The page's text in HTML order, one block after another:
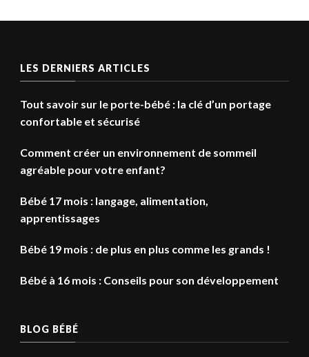
LES DERNIERS ARTICLES
Tout savoir sur le porte-bébé : la clé d’un portage
confortable et sécurisé
Comment créer un environnement de sommeil
agréable pour votre enfant?
Bébé 17 mois : langage, alimentation,
apprentissages
Bébé 19 mois : de plus en plus comme les grands !
Bébé à 16 mois : Conseils pour son développement
BLOG BÉBÉ